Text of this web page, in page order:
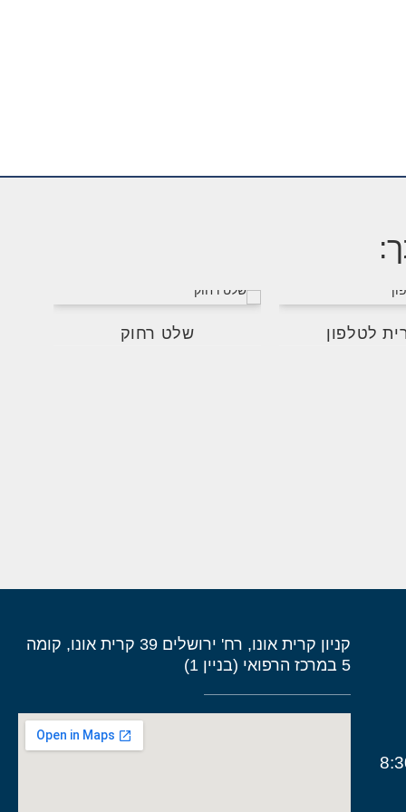
לטלפון שלט רחוק
קניון קרית אונו, רח' ירושלים 39 קרית אונו, קומה
5 במרכז הרפואי (בניין 1)